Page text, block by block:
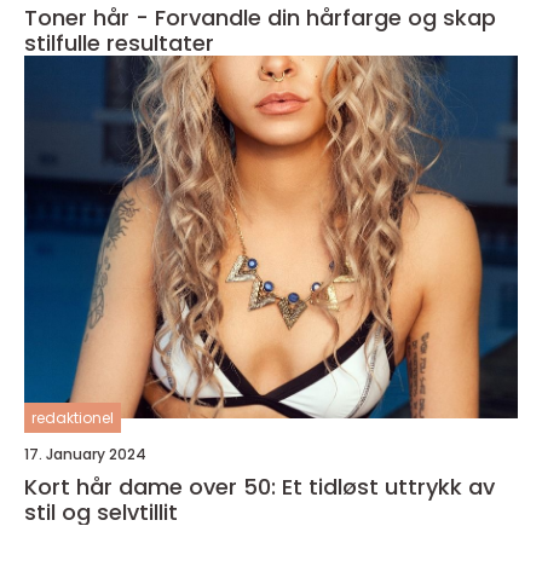
Toner hår - Forvandle din hårfarge og skap
stilfulle resultater
redaktionel
17. January 2024
Kort hår dame over 50: Et tidløst uttrykk av
stil og selvtillit